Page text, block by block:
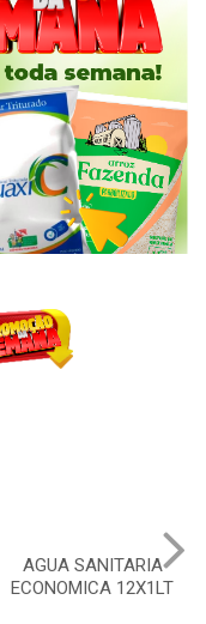
AGUA SANITARIA
ECONOMICA 12X1LT